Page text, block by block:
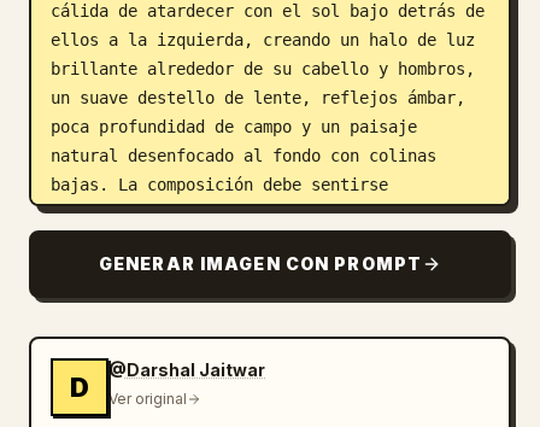
cálida de atardecer con el sol bajo detrás de
ellos a la izquierda, creando un halo de luz
brillante alrededor de su cabello y hombros,
un suave destello de lente, reflejos ámbar,
poca profundidad de campo y un paisaje
natural desenfocado al fondo con colinas
bajas. La composición debe sentirse
romántica, editorial y fílmica, como una
detalles de piel suaves, texturas realistas,
un ligero movimiento del cabello por el
de color cinematográfica de alta gama.
Fotorrealista, emocional, íntimo, aspecto de
lente de 50mm, ultra detallado, luz natural,
GENERAR IMAGEN CON PROMPT
D
@Darshal Jaitwar
Ver original